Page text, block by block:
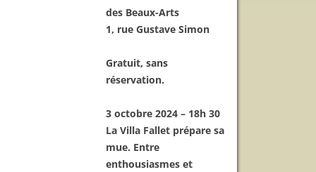
des Beaux-Arts
1, rue Gustave Simon
Gratuit, sans
réservation.
3 octobre 2024 – 18h 30
La Villa Fallet prépare sa
mue. Entre
enthousiasmes et